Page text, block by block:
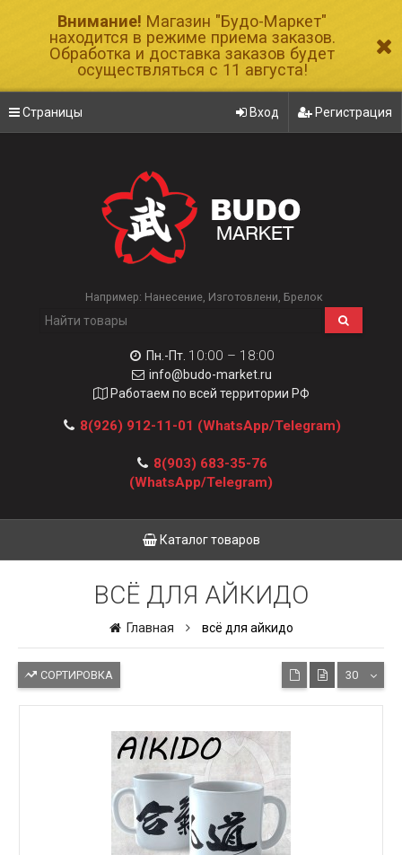
Внимание! Магазин "Будо-Маркет"
находится в режиме приема заказов.
Обработка и доставка заказов будет
осуществляться с 11 августа!
Страницы Вход Регистрация
Например: Нанесение Изготовлени Брелок
Пн.-Пт. 10:00 – 18:00
info@budo-market.ru
Работаем по всей территории РФ
8(926) 912-11-01 (WhatsApp/Telegram)
8(903) 683-35-76
(WhatsApp/Telegram)
Каталог товаров
ВСЁ ДЛЯ АЙКИДО
Главная всё для айкидо
СОРТИРОВКА 30